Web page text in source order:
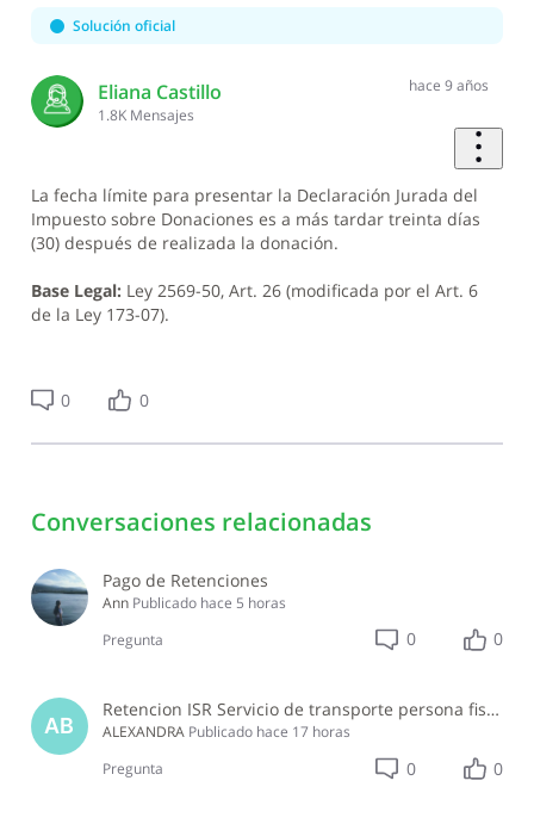
First
Solución oficial
Eliana Castillo
1.8K Mensajes
hace 9 años
La fecha límite para presentar la Declaración Jurada del
Impuesto sobre Donaciones es a más tardar treinta días
(30) después de realizada la donación.
Base Legal:Ley 2569-50, Art. 26 (modificada por el Art. 6
de la Ley 173-07).
0 0
Conversaciones relacionadas
Pago de Retenciones
Ann Publicado hace 5 horas
Pregunta
0 0
AB
Retencion ISR Servicio de transporte persona fisica
ALEXANDRA Publicado hace 17 horas
Pregunta
0 0